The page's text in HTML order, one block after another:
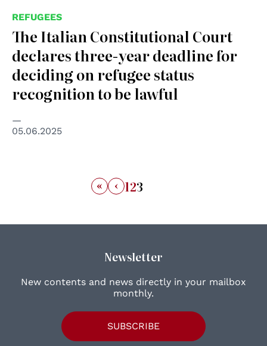
REFUGEES
The Italian Constitutional Court
declares three-year deadline for
deciding on refugee status
recognition to be lawful
05.06.2025
« ‹ 123
Newsletter
New contents and news directly in your mailbox
monthly.
SUBSCRIBE